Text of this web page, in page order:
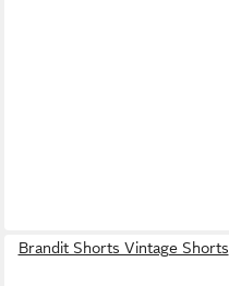
Brandit Shorts Vintage Shorts